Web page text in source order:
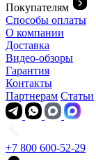
Покупателям
Способы оплаты
О компании
Доставка
Видео-обзоры
Гарантия
Контакты
Партнерам Статьи
+7 800 600-52-29